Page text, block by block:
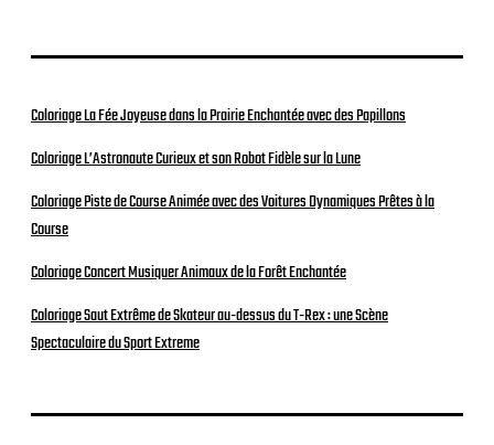
Coloriage La Fée Joyeuse dans la Prairie Enchantée avec des Papillons
Coloriage L’Astronaute Curieux et son Robot Fidèle sur la Lune
Coloriage Piste de Course Animée avec des Voitures Dynamiques Prêtes à la
Course
Coloriage Concert Musiquer Animaux de la Forêt Enchantée
Coloriage Saut Extrême de Skateur au-dessus du T-Rex : une Scène
Spectaculaire du Sport Extreme